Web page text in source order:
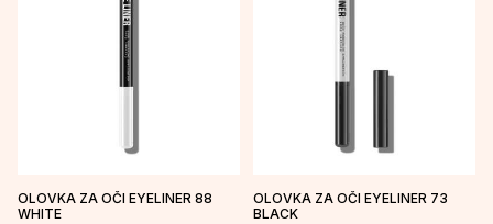
OLOVKA ZA OČI EYELINER 88
WHITE
OLOVKA ZA OČI EYELINER 73
BLACK